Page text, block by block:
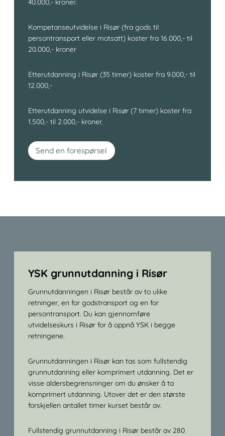
40.000,- kroner.
Kompetanseutvidelse i Risør (fra gods til
persontransport eller motsatt) koster fra 16.000,- til
20.000,- kroner
Etterutdanning i Risør (35 timer) koster fra 9.000,- til
12.000,-
Etterutdanning utvidelse i Risør (7 timer) koster fra
1.500,- til 2.000,- kroner.
Send en forespørsel
YSK grunnutdanning i Risør
Grunnutdanningen i Risør består av to ulike
retninger, en for godstransport og en for
persontransport. Du kan gjennomføre
utvidelseskurs i Risør for å oppnå YSK i begge
retningene.
Grunnutdanningen i Risør kan tas som fullstendig
grunnutdanning eller komprimert utdanning. Det er
visse aldersbegrensninger om du ønsker å ta
komprimert utdanning. Utover det er den største
forskjellen antallet timer kurset består av.
Fullstendig grunnutdanning i Risør består av 280